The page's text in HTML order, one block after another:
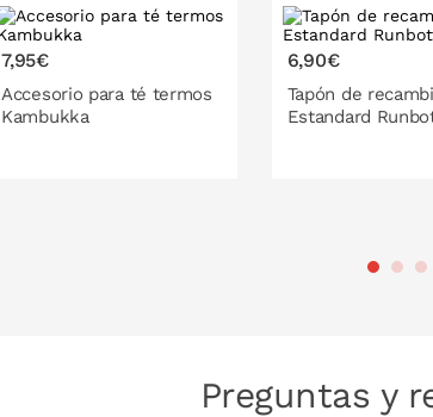
7,95€
Accesorio para té termos
Kambukka
6,90€
Tapón de
Estandard
PONLO EN
Preguntas y